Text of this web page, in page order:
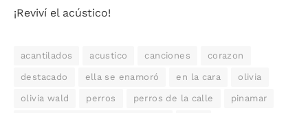
¡Reviví el acústico!
acantilados acustico canciones corazon
destacado ella se enamoró en la cara olivia
olivia wald perros perros de la calle pinamar